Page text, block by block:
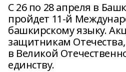
С 26 по 28 апреля в
пройдет 11-й
башкирскому языку.
защитникам
в Великой
единству.